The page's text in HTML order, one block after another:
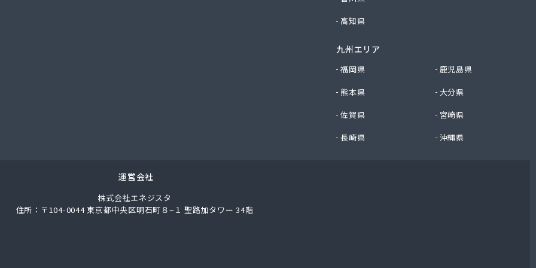
ノヤ
高知県
九州エリア
福岡県
鹿児島県
熊本県
大分県
佐賀県
宮崎県
長崎県
沖縄県
運営会社
株式会社エネジスタ
住所：〒104-0044 東京都中央区明石町８−１ 聖路加タワー 34階